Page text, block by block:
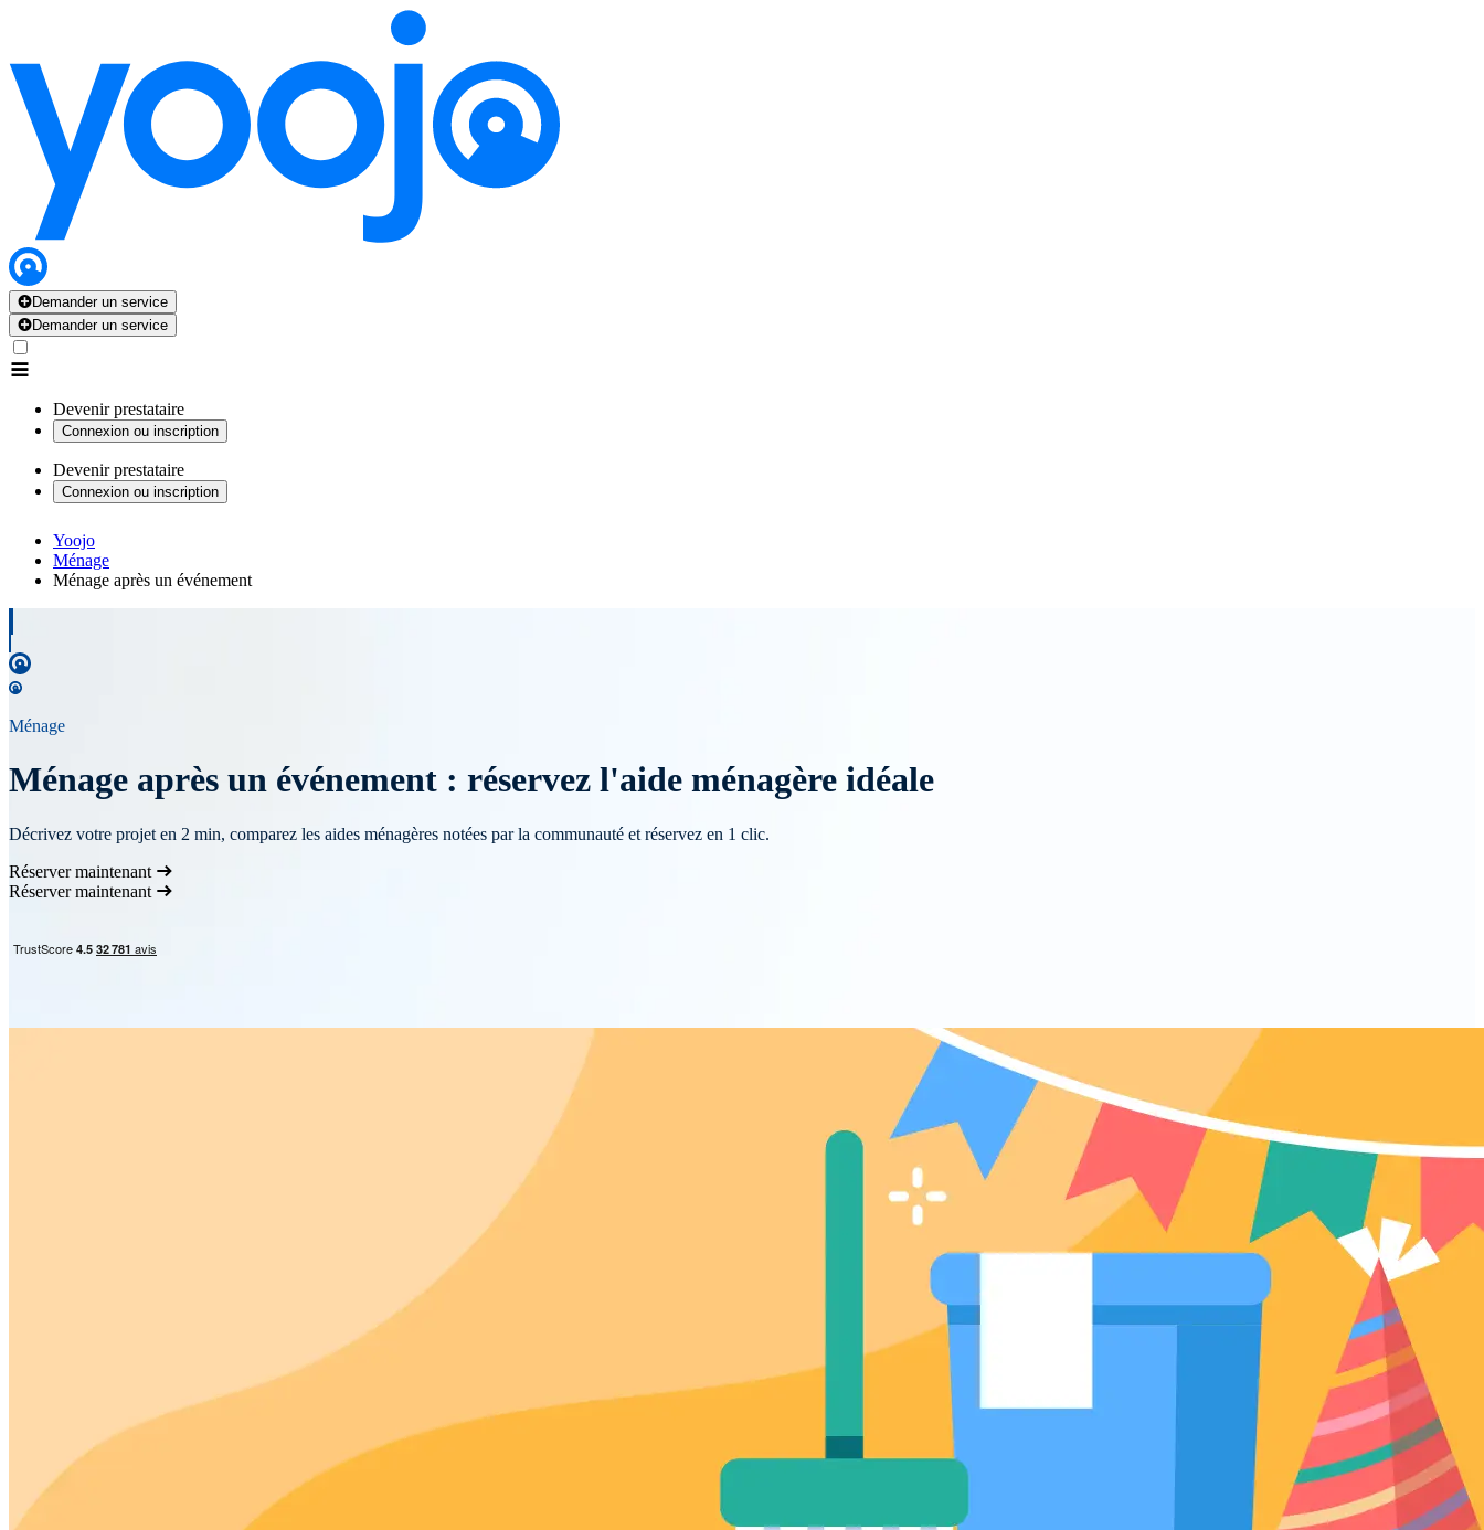
Demander un service
Demander un service
Devenir prestataire
Connexion ou inscription
Devenir prestataire
Connexion ou inscription
Yoojo
Ménage
Ménage après un événement
Ménage
Ménage après un événement : réservez l'aide ménagère idéale
Décrivez votre projet en 2 min, comparez les aides ménagères notées par la communauté et réservez en 1 clic.
Réserver maintenant
Réserver maintenant